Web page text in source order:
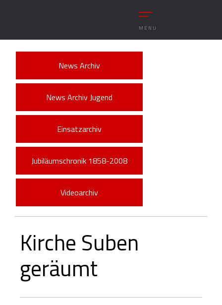
MENU
News Archiv
News Archiv Jugend
Einsatzarchiv
Jubiläumschronik 1858-2008
Videoarchiv
Kirche Suben
geräumt